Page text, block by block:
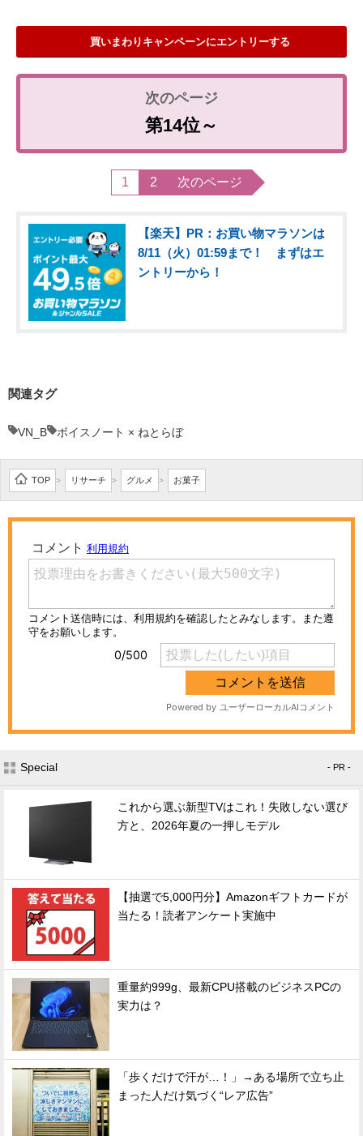
買いまわりキャンペーンにエントリーする
第14位～
1 2 次のページ
【楽天】PR：お買い物マラソンは
8/11（火）01:59まで！ まずはエ
ントリーから！
関連タグ
VN_B ボイスノート × ねとらぼ
TOP > リサーチ > グルメ > お菓子
Special - PR -
これから選ぶ新型TVはこれ！失敗しない選び
方と、2026年夏の一押しモデル
【抽選で5,000円分】Amazonギフトカードが
当たる！読者アンケート実施中
重量約999g、最新CPU搭載のビジネスPCの
実力は？
「歩くだけで汗が…！」→ある場所で立ち止
まった人だけ気づく“レア広告”